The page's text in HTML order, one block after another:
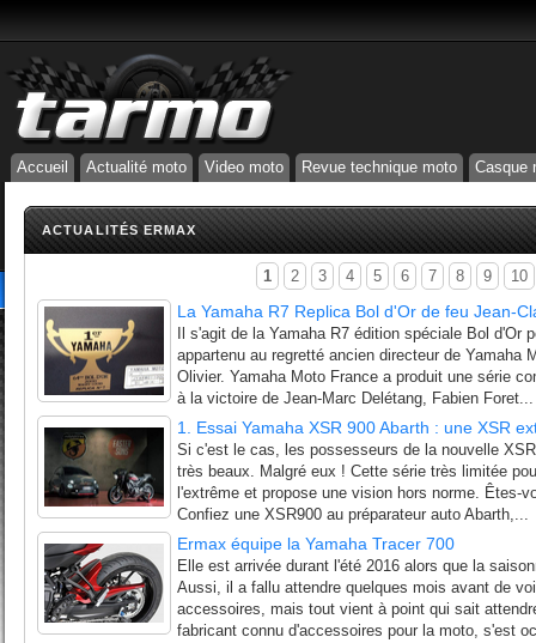
Accueil Actualité moto Video moto Revue technique moto Casque
ACTUALITÉS ERMAX
1 2 3 4 5 6 7 8 9 10
La Yamaha R7 Replica Bol d'Or de feu Jean-
Il s'agit de la Yamaha R7 édition spéciale Bol d'Or
appartenu au regretté ancien directeur de Yamaha
Olivier. Yamaha Moto France a produit une série
à la victoire de Jean-Marc Delétang, Fabien Foret...
1. Essai Yamaha XSR 900 Abarth : une XSR
Si c'est le cas, les possesseurs de la nouvelle
très beaux. Malgré eux ! Cette série très limitée
l'extrême et propose une vision hors norme. Êtes-
Confiez une XSR900 au préparateur auto Abarth,...
Ermax équipe la Yamaha Tracer 700
Elle est arrivée durant l'été 2016 alors que la
Aussi, il a fallu attendre quelques mois avant de
accessoires, mais tout vient à point qui sait
fabricant connu d'accessoires pour la moto, s'est